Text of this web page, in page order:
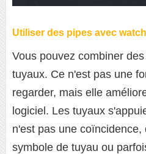
Utiliser des pipes avec watch
Vous pouvez combiner
tuyaux. Ce n'est pas une
regarder, mais elle
logiciel. Les tuyaux
n'est pas une coïncidence,
symbole de tuyau ou